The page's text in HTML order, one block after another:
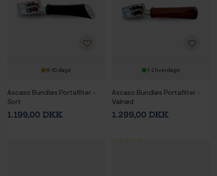
6-10 dage
Ascaso Bundløs Portafilter -
Sort
1.199,00 DKK
1-2 hverdage
Ascaso Bundløs Portafilter -
Valnød
1.299,00 DKK